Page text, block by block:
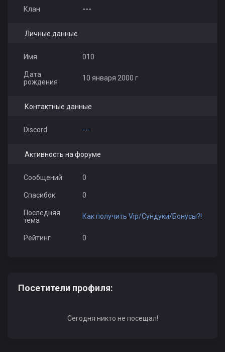
Клан ---
Личные данные
Имя 010
Дата
рождения
10 января 2000 г
Контактные данные
Discord ---
Активность на форуме
Сообщений 0
Спасибок 0
Последняя
тема
Как получить Vip/Сундуки/Бонусы?!
Рейтинг 0
Посетители профиля:
Сегодня никто не посещал!